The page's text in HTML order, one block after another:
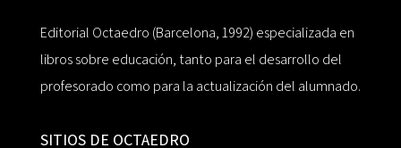
Editorial Octaedro (Barcelona, 1992) especializada en
libros sobre educación, tanto para el desarrollo del
profesorado como para la actualización del alumnado.
SITIOS DE OCTAEDRO